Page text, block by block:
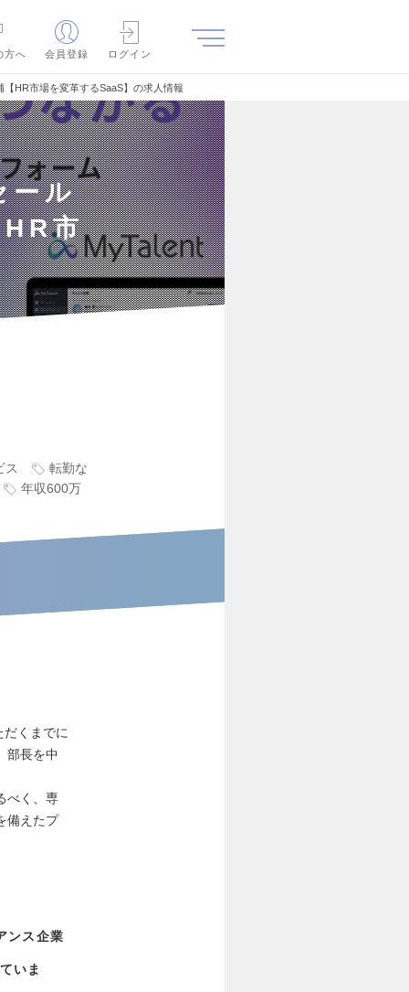
方へ 会員登録 ログイン
HR市場を変革するSaaS】の求人情報
ール
HR市
ス
転勤な
年収600万
くまでに
部長を中
べく、専
備えたプ
ンス企業
いま